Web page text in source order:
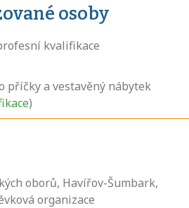
osoby
kvalifikace
a vestavěný nábytek
)
oborů, Havířov-Šumbark,
organizace